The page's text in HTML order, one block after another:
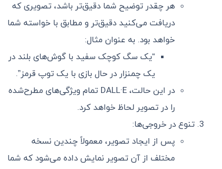
هر چقدر توضیح شما دقیق‌تر باشد، تصویری که
دریافت می‌کنید دقیق‌تر و مطابق با خواسته شما
خواهد بود. به عنوان مثال:
“یک سگ کوچک سفید با گوش‌های بلند در
یک چمنزار در حال بازی با یک توپ قرمز”.
در این حالت، DALL·E تمام ویژگی‌های مطرح‌شده
را در تصویر لحاظ خواهد کرد.
تنوع در خروجی‌ها:
پس از ایجاد تصویر، معمولاً چندین نسخه
مختلف از آن تصویر نمایش داده می‌شود که شما